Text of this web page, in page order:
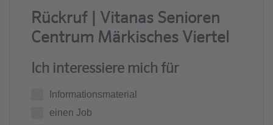
Rückruf | Vitanas Senioren
Centrum Märkisches Viertel
Ich interessiere mich für
Informationsmaterial
einen Job